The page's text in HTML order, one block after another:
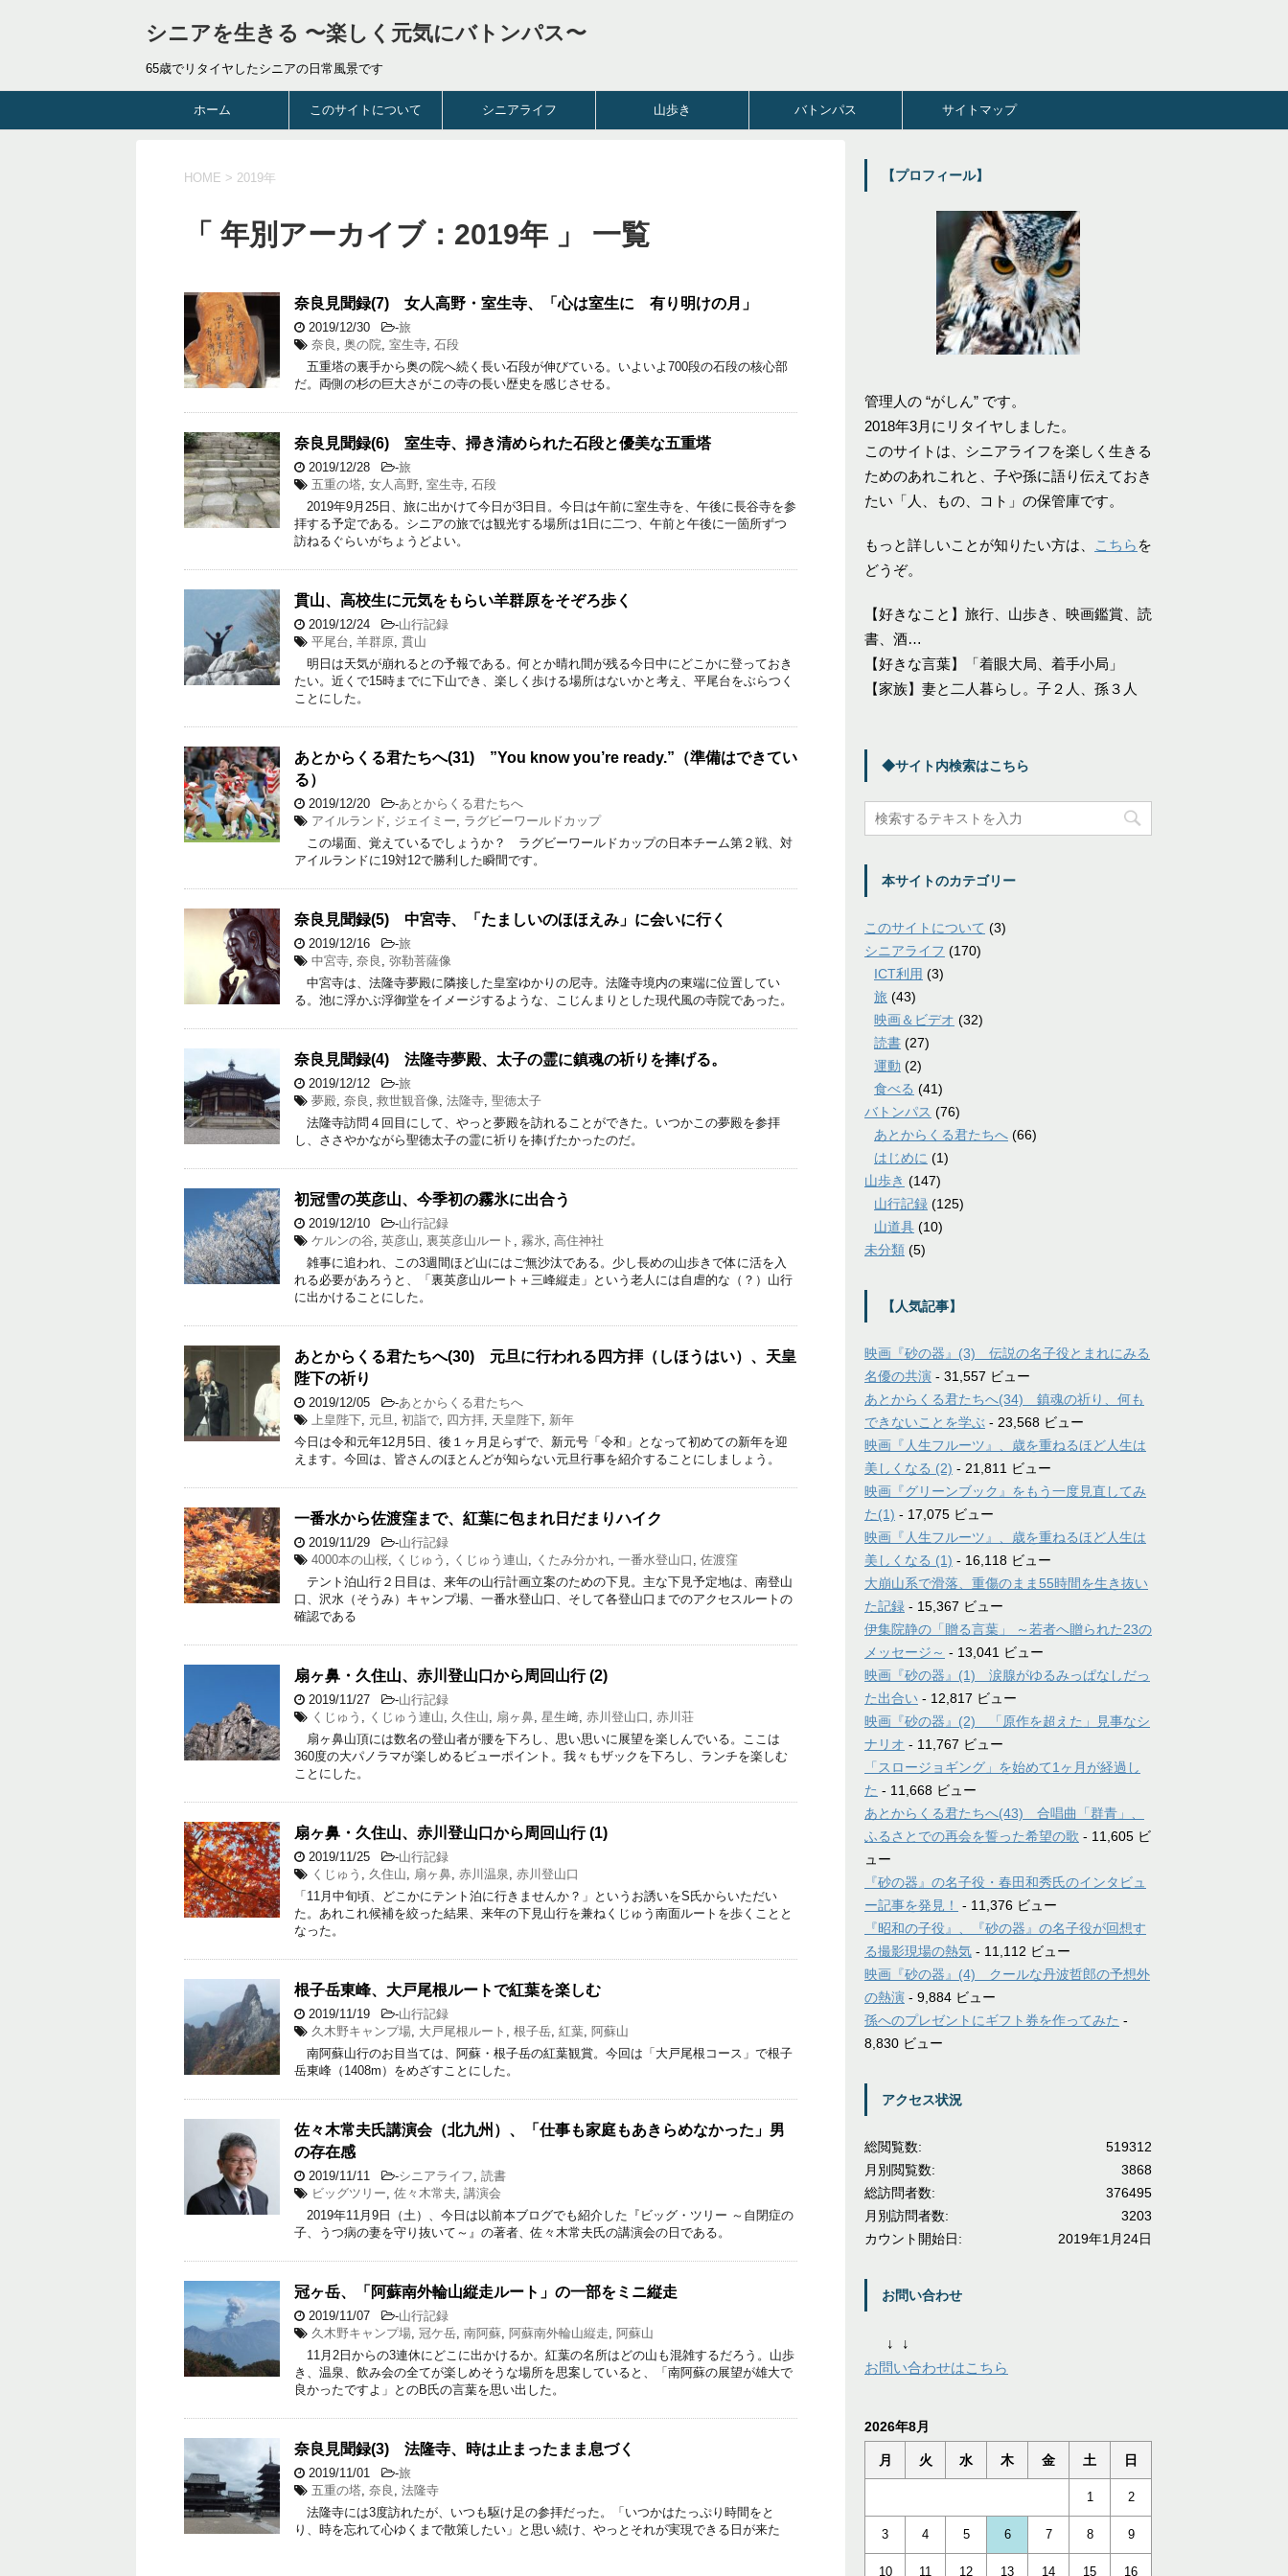
シニアを生きる 〜楽しく元気にバトンパス〜
65歳でリタイヤしたシニアの日常風景です
ホーム このサイトについて シニアライフ 山歩き バトンパス サイトマップ
HOME > 2019年
「 年別アーカイブ：2019年 」 一覧
奈良見聞録(7) 女人高野・室生寺、「心は室生に 有り明けの月」
2019/12/30 -旅
奈良 , 奥の院, 室生寺, 石段
五重塔の裏手から奥の院へ続く長い石段が伸びている。いよいよ700段の石段の核心部
だ。両側の杉の巨大さがこの寺の長い歴史を感じさせる。
奈良見聞録(6) 室生寺、掃き清められた石段と優美な五重塔
2019/12/28 -旅
五重の塔, 女人高野, 室生寺, 石段
2019年9月25日、旅に出かけて今日が3日目。今日は午前に室生寺を、午後に長谷寺を参
拝する予定である。シニアの旅では観光する場所は1日に二つ、午前と午後に一箇所ずつ
訪ねるぐらいがちょうどよい。
貫山、高校生に元気をもらい羊群原をそぞろ歩く
2019/12/24 -山行記録
平尾台, 羊群原, 貫山
明日は天気が崩れるとの予報である。何とか晴れ間が残る今日中にどこかに登っておき
たい。近くで15時までに下山でき、楽しく歩ける場所はないかと考え、平尾台をぶらつく
ことにした。
あとからくる君たちへ(31) ”You know you’re ready.”（準備はできてい
る）
2019/12/20 -あとからくる君たちへ
アイルランド, ジェイミー, ラグビーワールドカップ
この場面、覚えているでしょうか？ ラグビーワールドカップの日本チーム第２戦、対
アイルランドに19対12で勝利した瞬間です。
奈良見聞録(5) 中宮寺、「たましいのほほえみ」に会いに行く
2019/12/16 -旅
中宮寺, 奈良 , 弥勒菩薩像
中宮寺は、法隆寺夢殿に隣接した皇室ゆかりの尼寺。法隆寺境内の東端に位置してい
る。池に浮かぶ浮御堂をイメージするような、こじんまりとした現代風の寺院であった。
奈良見聞録(4) 法隆寺夢殿、太子の霊に鎮魂の祈りを捧げる。
2019/12/12 -旅
夢殿, 奈良 , 救世観音像, 法隆寺, 聖徳太子
法隆寺訪問４回目にして、やっと夢殿を訪れることができた。いつかこの夢殿を参拝
し、ささやかながら聖徳太子の霊に祈りを捧げたかったのだ。
初冠雪の英彦山、今季初の霧氷に出合う
2019/12/10 -山行記録
ケルンの谷, 英彦山, 裏英彦山ルート , 霧氷, 高住神社
雑事に追われ、この3週間ほど山にはご無沙汰である。少し長めの山歩きで体に活を入
れる必要があろうと、「裏英彦山ルート＋三峰縦走」という老人には自虐的な（？）山行
に出かけることにした。
あとからくる君たちへ(30) 元旦に行われる四方拝（しほうはい）、天皇
陛下の祈り
2019/12/05 -あとからくる君たちへ
上皇陛下, 元旦, 初詣で, 四方拝, 天皇陛下, 新年
今日は令和元年12月5日、後１ヶ月足らずで、新元号「令和」となって初めての新年を迎
えます。今回は、皆さんのほとんどが知らない元旦行事を紹介することにしましょう。
一番水から佐渡窪まで、紅葉に包まれ日だまりハイク
2019/11/29 -山行記録
4000本の山桜, くじゅう , くじゅう連山, くたみ分かれ, 一番水登山口 , 佐渡窪
テント泊山行２日目は、来年の山行計画立案のための下見。主な下見予定地は、南登山
口、沢水（そうみ）キャンプ場、一番水登山口、そして各登山口までのアクセスルートの
確認である
扇ヶ鼻・久住山、赤川登山口から周回山行 (2)
2019/11/27 -山行記録
くじゅう , くじゅう連山, 久住山, 扇ヶ鼻, 星生﨑, 赤川登山口 , 赤川荘
扇ヶ鼻山頂には数名の登山者が腰を下ろし、思い思いに展望を楽しんでいる。ここは
360度の大パノラマが楽しめるビューポイント。我々もザックを下ろし、ランチを楽しむ
ことにした。
扇ヶ鼻・久住山、赤川登山口から周回山行 (1)
2019/11/25 -山行記録
くじゅう , 久住山, 扇ヶ鼻, 赤川温泉, 赤川登山口
「11月中旬頃、どこかにテント泊に行きませんか？」というお誘いをS氏からいただい
た。あれこれ候補を絞った結果、来年の下見山行を兼ねくじゅう南面ルートを歩くことと
なった。
根子岳東峰、大戸尾根ルートで紅葉を楽しむ
2019/11/19 -山行記録
久木野キャンプ場, 大戸尾根ルート , 根子岳, 紅葉, 阿蘇山
南阿蘇山行のお目当ては、阿蘇・根子岳の紅葉観賞。今回は「大戸尾根コース」で根子
岳東峰（1408m）をめざすことにした。
佐々木常夫氏講演会（北九州）、「仕事も家庭もあきらめなかった」男
の存在感
2019/11/11 -シニアライフ, 読書
ビッグツリー, 佐々木常夫, 講演会
2019年11月9日（土）、今日は以前本ブログでも紹介した『ビッグ・ツリー ～自閉症の
子、うつ病の妻を守り抜いて～』の著者、佐々木常夫氏の講演会の日である。
冠ヶ岳、「阿蘇南外輪山縦走ルート」の一部をミニ縦走
2019/11/07 -山行記録
久木野キャンプ場, 冠ケ岳, 南阿蘇, 阿蘇南外輪山縦走, 阿蘇山
11月2日からの3連休にどこに出かけるか。紅葉の名所はどの山も混雑するだろう。山歩
き、温泉、飲み会の全てが楽しめそうな場所を思案していると、「南阿蘇の展望が雄大で
良かったですよ」とのB氏の言葉を思い出した。
奈良見聞録(3) 法隆寺、時は止まったまま息づく
2019/11/01 -旅
五重の塔, 奈良 , 法隆寺
法隆寺には3度訪れたが、いつも駆け足の参拝だった。「いつかはたっぷり時間をと
り、時を忘れて心ゆくまで散策したい」と思い続け、やっとそれが実現できる日が来た
【プロフィール】
管理人の “がしん” です。
2018年3月にリタイヤしました。
このサイトは、シニアライフを楽しく生きる
ためのあれこれと、子や孫に語り伝えておき
たい「人、もの、コト」の保管庫です。
もっと詳しいことが知りたい方は、 こちら を
どうぞ。
【好きなこと】旅行、山歩き、映画鑑賞、読
書、酒…
【好きな言葉】「着眼大局、着手小局」
【家族】妻と二人暮らし。子２人、孫３人
◆サイト内検索はこちら
本サイトのカテゴリー
このサイトについて (3)
シニアライフ (170)
ICT利用 (3)
旅 (43)
映画＆ビデオ (32)
読書 (27)
運動 (2)
食べる (41)
バトンパス (76)
あとからくる君たちへ (66)
はじめに (1)
山歩き (147)
山行記録 (125)
山道具 (10)
未分類 (5)
【人気記事】
映画『砂の器』(3) 伝説の名子役とまれにみる
名優の共演 - 31,557 ビュー
あとからくる君たちへ(34) 鎮魂の祈り、何も
できないことを学ぶ - 23,568 ビュー
映画『人生フルーツ』、歳を重ねるほど人生は
美しくなる (2) - 21,811 ビュー
映画『グリーンブック』をもう一度見直してみ
た(1) - 17,075 ビュー
映画『人生フルーツ』、歳を重ねるほど人生は
美しくなる (1) - 16,118 ビュー
大崩山系で滑落、重傷のまま55時間を生き抜い
た記録 - 15,367 ビュー
伊集院静の「贈る言葉」 ～若者へ贈られた23の
メッセージ～ - 13,041 ビュー
映画『砂の器』(1) 涙腺がゆるみっぱなしだっ
た出合い - 12,817 ビュー
映画『砂の器』(2) 「原作を超えた」見事なシ
ナリオ - 11,767 ビュー
「スロージョギング」を始めて1ヶ月が経過し
た - 11,668 ビュー
あとからくる君たちへ(43) 合唱曲「群青」、
ふるさとでの再会を誓った希望の歌 - 11,605 ビ
ュー
『砂の器』の名子役・春田和秀氏のインタビュ
ー記事を発見！
- 11,376 ビュー
『昭和の子役』、『砂の器』の名子役が回想す
る撮影現場の熱気 - 11,112 ビュー
映画『砂の器』(4) クールな丹波哲郎の予想外
の熱演 - 9,884 ビュー
孫へのプレゼントにギフト券を作ってみた -
8,830 ビュー
アクセス状況
519312
総閲覧数:
3868
月別閲覧数:
376495
総訪問者数:
3203
月別訪問者数:
2019年1月24日
カウント開始日:
お問い合わせ
↓
↓
お問い合わせはこちら
2026年8月
月 火 水 木 金 土 日
1 2
3 4 5 6 7 8 9
10 11 12 13 14 15 16